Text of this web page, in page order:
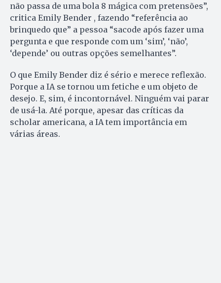
não passa de uma bola 8 mágica com pretensões”,
critica Emily Bender , fazendo “referência ao
brinquedo que” a pessoa “sacode após fazer uma
pergunta e que responde com um ‘sim’, ‘não’,
‘depende’ ou outras opções semelhantes”.
O que Emily Bender diz é sério e merece reflexão.
Porque a IA se tornou um fetiche e um objeto de
desejo. E, sim, é incontornável. Ninguém vai parar
de usá-la. Até porque, apesar das críticas da
scholar americana, a IA tem importância em
várias áreas.